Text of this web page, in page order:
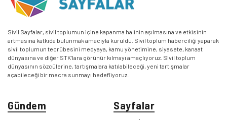
Sivil Sayfalar, sivil toplumun içine kapanma halinin aşılmasına ve etkisinin
artmasına katkıda bulunmak amacıyla kuruldu. Sivil toplum haberciliği yaparak
sivil toplumun tecrübesini medyaya, kamu yönetimine, siyasete, kanaat
dünyasına ve diğer STK’lara görünür kılmayı amaçlıyoruz. Sivil toplum
dünyasının sözcülerine, tartışmalara katılabileceği, yeni tartışmalar
açabileceği bir mecra sunmayı hedefliyoruz.
Gündem Sayfalar